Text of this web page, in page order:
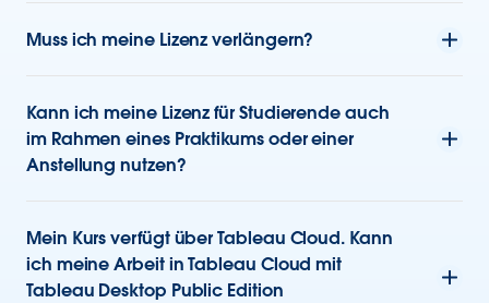
Muss ich meine Lizenz verlängern?
Kann ich meine Lizenz für Studierende auch
im Rahmen eines Praktikums oder einer
Anstellung nutzen?
Mein Kurs verfügt über Tableau Cloud. Kann
ich meine Arbeit in Tableau Cloud mit
Tableau Desktop Public Edition